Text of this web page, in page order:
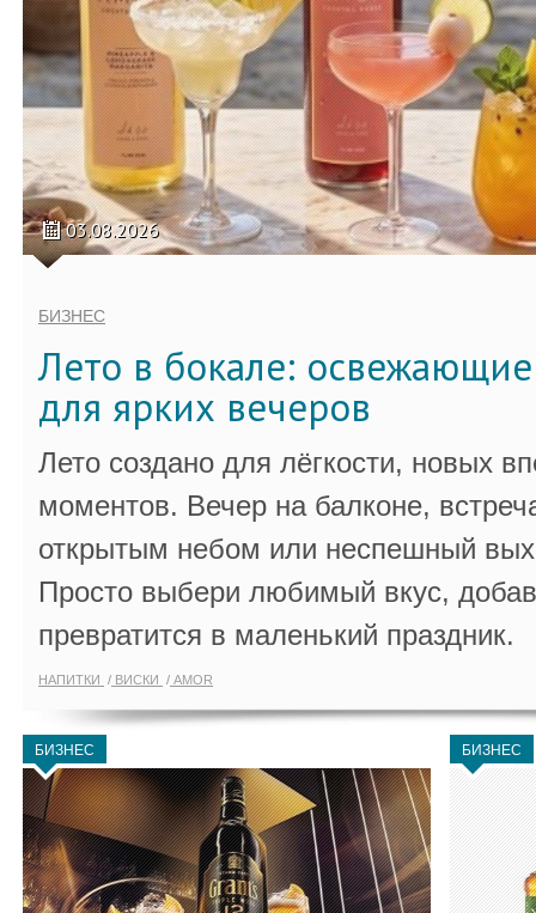
03.08.2026
БИЗНЕС
Лето в бокале:
для ярких вечеров
Лето создано для лёгкости, новых
моментов. Вечер на балконе,
открытым небом или неспешный
Просто выбери любимый вкус,
превратится в маленький праздник.
НАПИТКИ ВИСКИ AMOR
БИЗНЕС БИЗНЕС